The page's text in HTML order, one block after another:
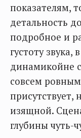
показателям,
детальность
подробное и
густоту
динамикойне
совсем ровным
присутствует,
изящной.
глубины чуть-